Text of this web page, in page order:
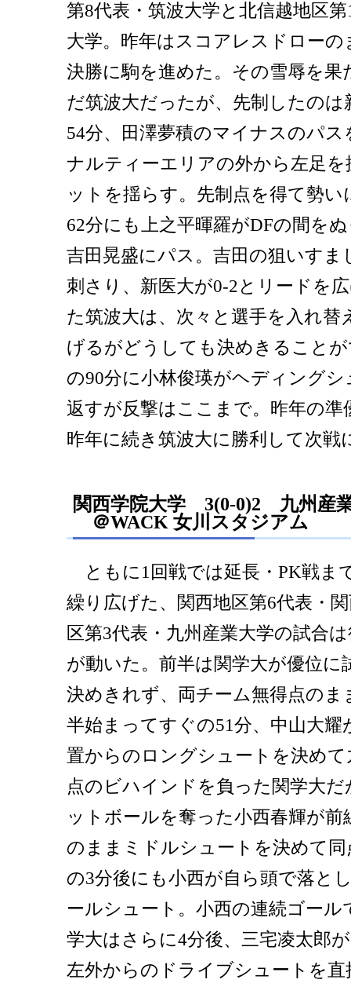
第8代表・筑波大学と北信越地区
大学。昨年はスコアレスドローの
決勝に駒を進めた。その雪辱を果
だ筑波大だったが、先制したのは
54分、田澤夢積のマイナスのパ
ナルティーエリアの外から左足
ットを揺らす。先制点を得て勢
62分にも上之平暉羅がDFの間を
吉田晃盛にパス。吉田の狙いす
刺さり、新医大が0-2とリードを
た筑波大は、次々と選手を入れ替
げるがどうしても決めきること
の90分に小林俊瑛がヘディング
返すが反撃はここまで。昨年の準
昨年に続き筑波大に勝利して次戦
関西学院大学 3(0-0)2 九州産
＠WACK 女川スタジアム
ともに1回戦では延長・PK戦ま
繰り広げた、関西地区第6代表・
区第3代表・九州産業大学の試合
が動いた。前半は関学大が優位に
決めきれず、両チーム無得点のま
半始まってすぐの51分、中山大耀
置からのロングシュートを決め
点のビハインドを負った関学大
ットボールを奪った小西春輝が
のままミドルシュートを決めて
の3分後にも小西が自ら頭で落と
ールシュート。小西の連続ゴール
学大はさらに4分後、三宅凌太郎
左外からのドライブシュートを直